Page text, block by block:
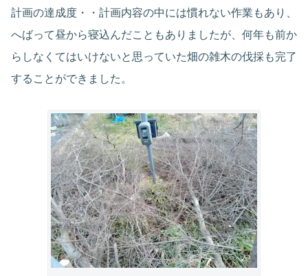
計画の達成度・・計画内容の中には慣れない作業もあり、
へばって昼から寝込んだこともありましたが、何年も前か
らしなくてはいけないと思っていた畑の雑木の伐採も完了
することができました。